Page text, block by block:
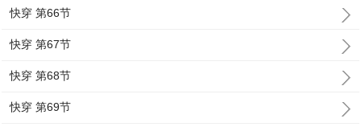
快穿 第66节
快穿 第67节
快穿 第68节
快穿 第69节